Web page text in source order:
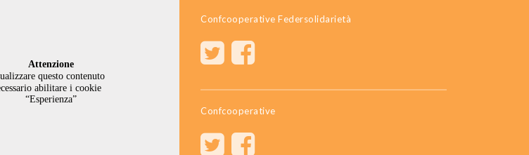
Confcooperative Federsolidarietà
Confcooperative